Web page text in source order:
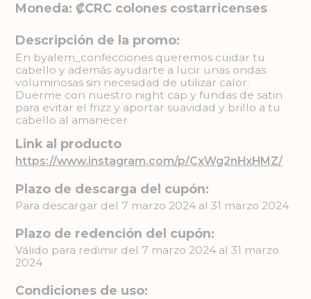
Moneda: ₡CRC colones costarricenses
Descripción de la promo:
En byalem_confecciones queremos cuidar tu
cabello y además ayudarte a lucir unas ondas
voluminosas sin necesidad de utilizar calor.
Duerme con nuestro night cap y fundas de satin
para evitar el frizz y aportar suavidad y brillo a tu
cabello al amanecer
Link al producto
https://www.instagram.com/p/CxWg2nHxHMZ/
Plazo de descarga del cupón:
Para descargar del 7 marzo 2024 al 31 marzo 2024
Plazo de redención del cupón:
Válido para redimir del 7 marzo 2024 al 31 marzo
2024
Condiciones de uso: